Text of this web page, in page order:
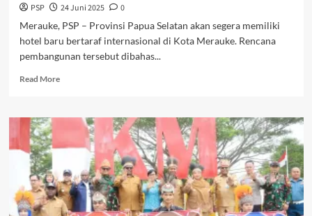
PSP 24 Juni 2025
0
Merauke, PSP – Provinsi Papua Selatan akan segera memiliki
hotel baru bertaraf internasional di Kota Merauke. Rencana
pembangunan tersebut dibahas...
Read MoreRead
Safanpo
Papua
Akan
Punya
Hotel
Jaringan